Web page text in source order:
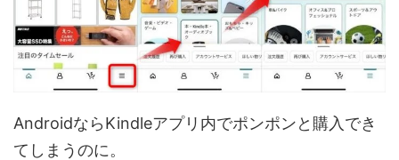
AndroidならKindleアプリ内でポンポンと購入でき
てしまうのに。